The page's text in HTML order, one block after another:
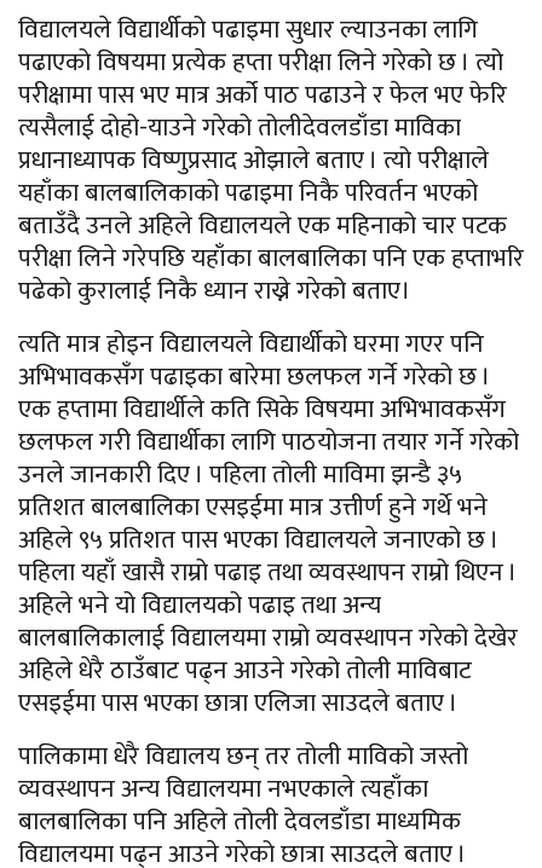
विद्यालयले विद्यार्थीको पढाइमा सुधार ल्याउनका लागि
पढाएको विषयमा प्रत्येक हप्ता परीक्षा लिने गरेको छ । त्यो
परीक्षामा पास भए मात्र अर्को पाठ पढाउने र फेल भए फेरि
त्यसैलाई दोहो-याउने गरेको तोलीदेवलडाँडा माविका
प्रधानाध्यापक विष्णुप्रसाद ओझाले बताए । त्यो परीक्षाले
यहाँका बालबालिकाको पढाइमा निकै परिवर्तन भएको
बताउँदै उनले अहिले विद्यालयले एक महिनाको चार पटक
परीक्षा लिने गरेपछि यहाँका बालबालिका पनि एक हप्ताभरि
पढेको कुरालाई निकै ध्यान राख्ने गरेको बताए।
त्यति मात्र होइन विद्यालयले विद्यार्थीको घरमा गएर पनि
अभिभावकसँग पढाइका बारेमा छलफल गर्ने गरेको छ ।
एक हप्तामा विद्यार्थीले कति सिके विषयमा अभिभावकसँग
छलफल गरी विद्यार्थीका लागि पाठयोजना तयार गर्ने गरेको
उनले जानकारी दिए । पहिला तोली माविमा झन्डै ३५
प्रतिशत बालबालिका एसइईमा मात्र उत्तीर्ण हुने गर्थे भने
अहिले ९५ प्रतिशत पास भएका विद्यालयले जनाएको छ ।
पहिला यहाँ खासै राम्रो पढाइ तथा व्यवस्थापन राम्रो थिएन ।
अहिले भने यो विद्यालयको पढाइ तथा अन्य
बालबालिकालाई विद्यालयमा राम्रो व्यवस्थापन गरेको देखेर
अहिले धेरै ठाउँबाट पढ्न आउने गरेको तोली माविबाट
एसइईमा पास भएका छात्रा एलिजा साउदले बताए ।
पालिकामा धेरै विद्यालय छन् तर तोली माविको जस्तो
व्यवस्थापन अन्य विद्यालयमा नभएकाले त्यहाँका
बालबालिका पनि अहिले तोली देवलडाँडा माध्यमिक
विद्यालयमा पढ्न आउने गरेको छात्रा साउदले बताए ।